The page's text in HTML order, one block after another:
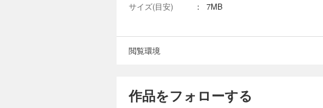
サイズ(目安)
： 7MB
閲覧環境
作品をフォローする